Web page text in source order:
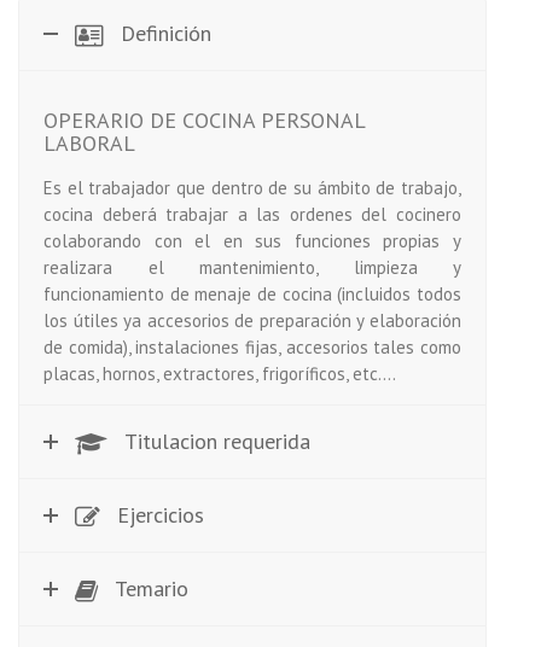
Definición
OPERARIO DE COCINA PERSONAL
LABORAL
Es el trabajador que dentro de su ámbito de trabajo,
cocina deberá trabajar a las ordenes del cocinero
colaborando con el en sus funciones propias y
realizara el mantenimiento, limpieza y
funcionamiento de menaje de cocina (incluidos todos
los útiles ya accesorios de preparación y elaboración
de comida), instalaciones fijas, accesorios tales como
placas, hornos, extractores, frigoríficos, etc.…
Titulacion requerida
Ejercicios
Temario